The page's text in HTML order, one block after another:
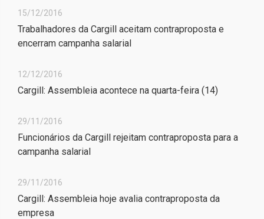
15/12/2016
Trabalhadores da Cargill aceitam contraproposta e
encerram campanha salarial
12/12/2016
Cargill: Assembleia acontece na quarta-feira (14)
29/11/2016
Funcionários da Cargill rejeitam contraproposta para a
campanha salarial
29/11/2016
Cargill: Assembleia hoje avalia contraproposta da
empresa